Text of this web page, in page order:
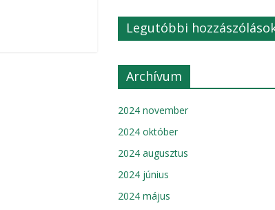
Legutóbbi
Archívum
2024 november
2024 október
2024 augusztus
2024 június
2024 május